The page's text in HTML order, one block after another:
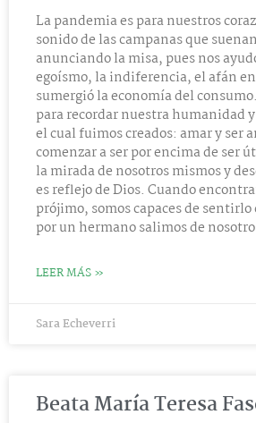
La pandemia es para nuestros
sonido de las campanas que
anunciando la misa, pues nos
egoísmo, la indiferencia, el afán
sumergió la economía del
para recordar nuestra humanidad
el cual fuimos creados: amar y ser
comenzar a ser por encima de ser
la mirada de nosotros mismos y
es reflejo de Dios. Cuando
prójimo, somos capaces de
por un hermano salimos de
LEER MÁS »
Sara Echeverri
Beata María Teresa